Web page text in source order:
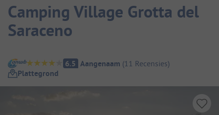
Camping Village Grotta del
Saraceno
Camping overzicht
6.5 Aangenaam (11 Recensies)
Plattegrond